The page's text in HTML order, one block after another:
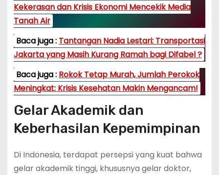
Kekerasan dan Krisis Ekonomi Mencekik Media
Tanah Air
Baca juga : Tantangan Nadia Lestari: Transportasi
Jakarta yang Masih Kurang Ramah bagi Difabel ?
Baca juga : Rokok Tetap Murah, Jumlah Perokok
Meningkat: Krisis Kesehatan Makin Mengancam!
Gelar Akademik dan
Keberhasilan Kepemimpinan
Di Indonesia, terdapat persepsi yang kuat bahwa
gelar akademik tinggi, khususnya gelar doktor,